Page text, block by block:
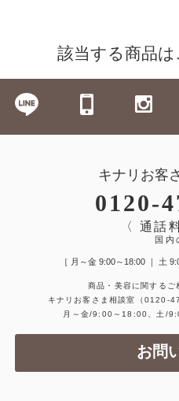
該当する商品は
キナリお客
0120-
〈 通話
国内
［ 月～金 9:00～18:00 ｜ 土
商品・美容に関するご
キナリお客さま相談室
（0120-
月～金/9:00～18:00、土/
お問